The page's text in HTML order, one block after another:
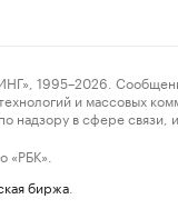
Сообщения и
и массовых
надзору в сфере
«РБК».
биржа